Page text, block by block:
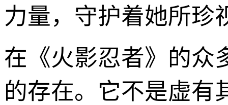
力量，守护着她所珍
在《火影忍者》的众
的存在。它不是虚有